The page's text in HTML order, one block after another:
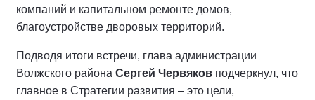
компаний и капитальном ремонте домов,
благоустройстве дворовых территорий.
Подводя итоги встречи, глава администрации
Волжского района Сергей Червяков подчеркнул, что
главное в Стратегии развития – это цели,